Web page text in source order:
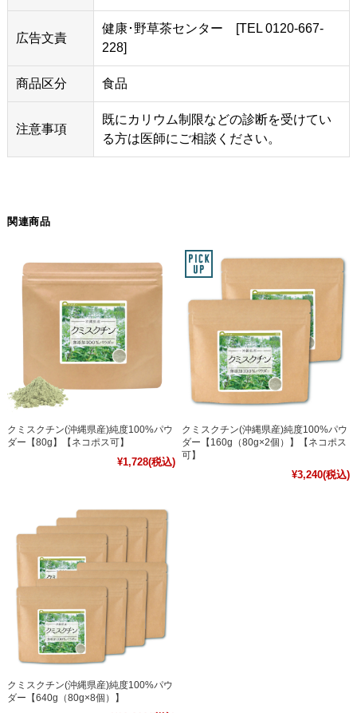
広告文責
健康･野草茶センター [TEL 0120-667-
228]
商品区分 食品
注意事項
既にカリウム制限などの診断を受けてい
る方は医師にご相談ください。
関連商品
クミスクチン(沖縄県産)純度100%パウ
ダー【80g】【ネコポス可】
¥1,728(税込)
クミスクチン(沖縄県産)純度100%パウ
ダー【160g（80g×2個）】【ネコポス
可】
¥3,240(税込)
クミスクチン(沖縄県産)純度100%パウ
ダー【640g（80g×8個）】